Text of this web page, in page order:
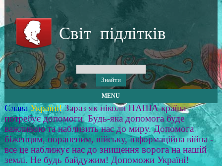
Світ підлітків
MENU
Слава Україні! Зараз як ніколи НАША країна
потребує допомоги. Будь-яка допомога буде
важливою та наблизить нас до миру. Допомога
біженцям, пораненим, війську, інформаційна війна -
все це наближує нас до знищення ворога на нашій
землі. Не будь байдужим! Допоможи Україні!